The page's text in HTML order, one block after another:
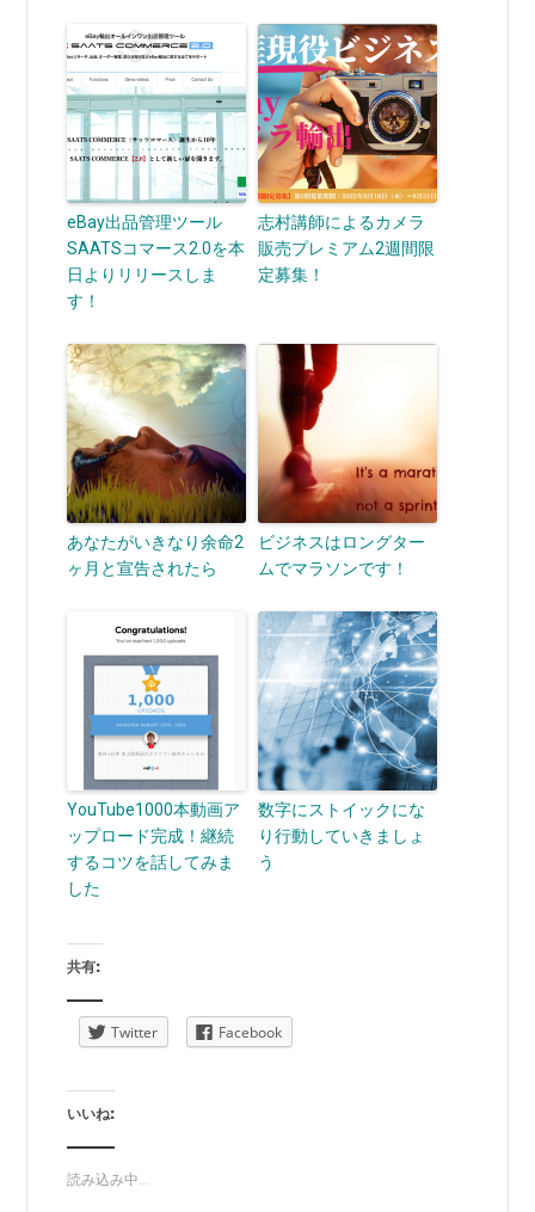
eBay出品管理ツール
SAATSコマース2.0を本
日よりリリースしま
す！
志村講師によるカメラ
販売プレミアム2週間限
定募集！
あなたがいきなり余命2
ヶ月と宣告されたら
ビジネスはロングター
ムでマラソンです！
YouTube1000本動画ア
ップロード完成！継続
するコツを話してみま
した
数字にストイックにな
り行動していきましょ
う
共有:
Twitter Facebook
いいね:
読み込み中...